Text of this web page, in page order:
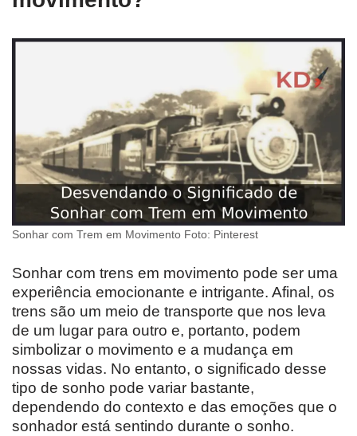
Sonhar com Trem em Movimento Foto: Pinterest
Sonhar com trens em movimento pode ser uma
experiência emocionante e intrigante. Afinal, os
trens são um meio de transporte que nos leva
de um lugar para outro e, portanto, podem
simbolizar o movimento e a mudança em
nossas vidas. No entanto, o significado desse
tipo de sonho pode variar bastante,
dependendo do contexto e das emoções que o
sonhador está sentindo durante o sonho.